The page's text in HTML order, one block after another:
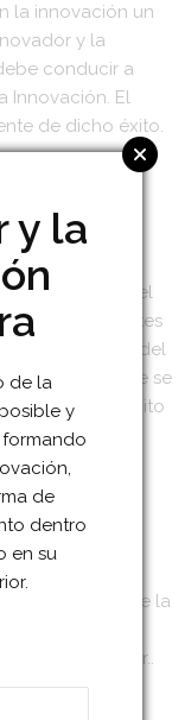
la innovación un
y la
conducir a
Innovación. El
de dicho éxito.
personales y
relación con el
y los diferentes
la figura del
con las que se
partícipe del éxito
con el resto de la
que desarrollar..
y la
de la
y
de
dentro
en su